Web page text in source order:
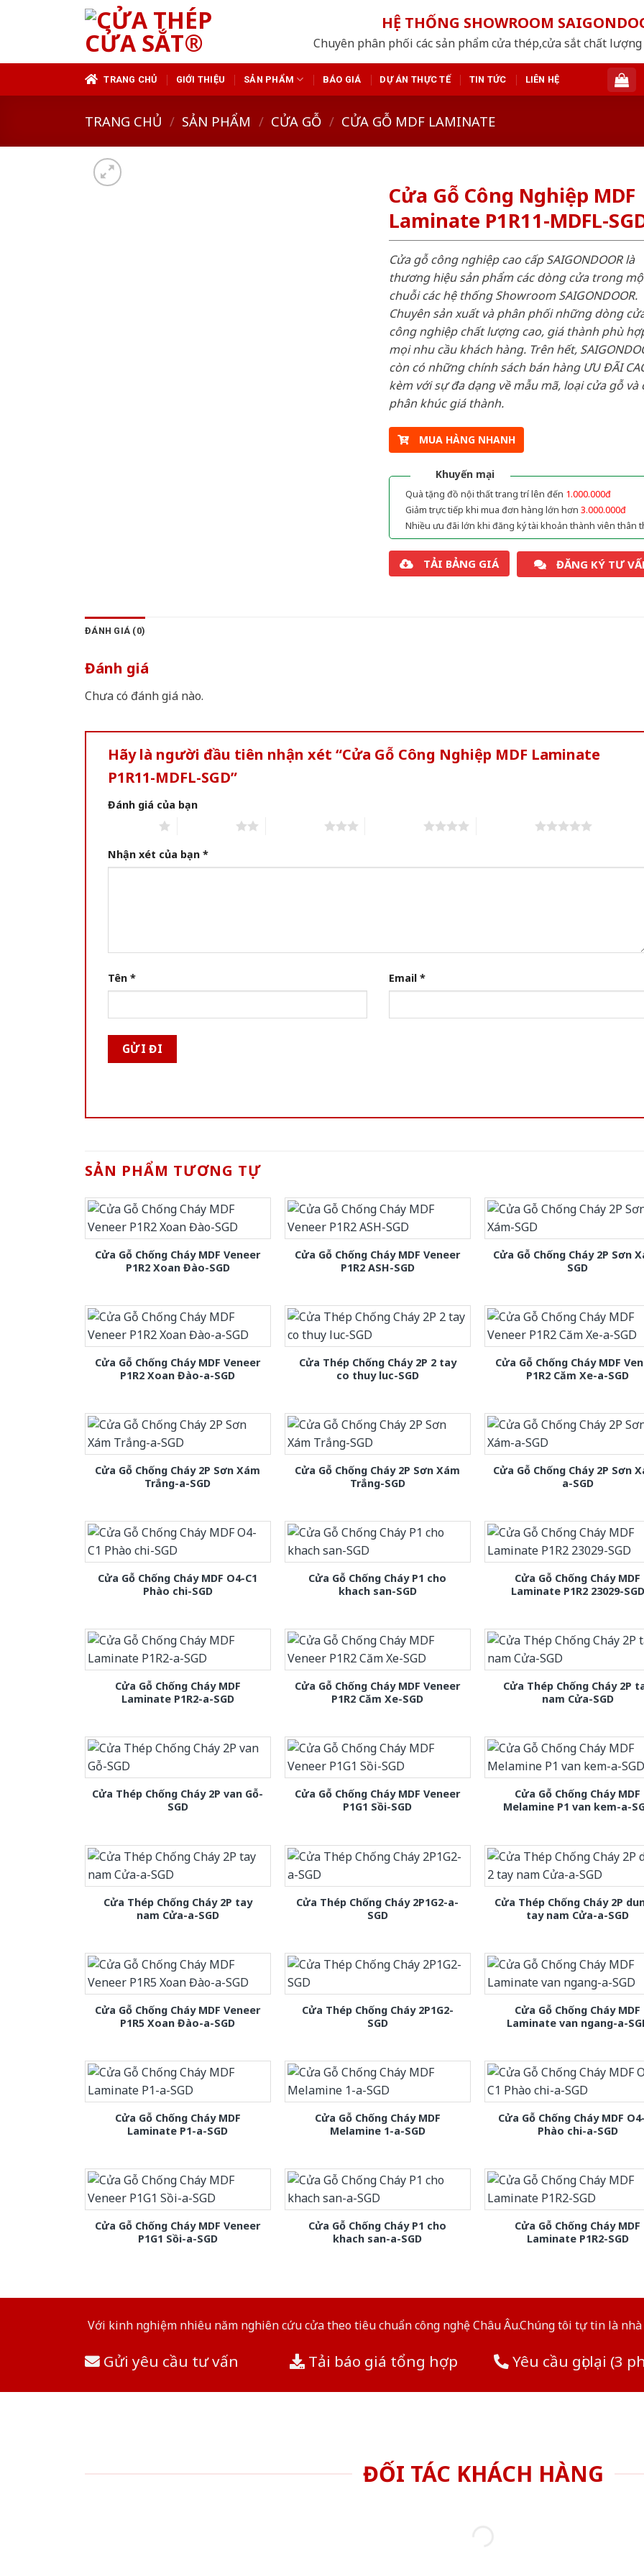
HỆ THỐNG SHOWROOM
Chuyên phân phối các sản phẩm cửa thép,cửa sắt chất
TRANG CHỦ GIỚI THIỆU SẢN PHẨM BÁO GIÁ DỰ ÁN THỰC TẾ TIN TỨC LIÊN HỆ
TRANG CHỦ / SẢN PHẨM / CỬA GỖ / CỬA GỖ MDF LAMINATE
Cửa Gỗ Công Nghiệp MDF
Laminate P1R11-MDFL-
Cửa gỗ công nghiệp cao cấp SAIGONDOOR là
thương hiệu sản phẩm các dòng cửa trong
chuỗi các hệ thống Showroom SAIGONDOOR.
Chuyên sản xuất và phân phối những dòng
công nghiệp chất lượng cao, giá thành phù
mọi nhu cầu khách hàng. Trên hết,
còn có những chính sách bán hàng ƯU ĐÃI
kèm với sự đa dạng về mẫu mã, loại cửa gỗ và
phân khúc giá thành.
MUA HÀNG NHANH
Khuyến mại
Quà tặng đồ nội thất trang trí lên đến 1.000.000đ
Giảm trực tiếp khi mua đơn hàng lớn hơn 3.000.000đ
Nhiều ưu đãi lớn khi đăng ký tài khoản thành viên thân
TẢI BẢNG GIÁ ĐĂNG KÝ TƯ
ĐÁNH GIÁ (0)
Đánh giá
Chưa có đánh giá nào.
Hãy là người đầu tiên nhận xét “Cửa Gỗ Công Nghiệp MDF Laminate
P1R11-MDFL-SGD”
Đánh giá của bạn
Nhận xét của bạn *
Tên * Email *
SẢN PHẨM TƯƠNG TỰ
Cửa Gỗ Chống Cháy MDF Veneer
P1R2 Xoan Đào-SGD
Cửa Gỗ Chống Cháy MDF Veneer
P1R2 ASH-SGD
Cửa Gỗ Chống Cháy 2P Sơn
SGD
Cửa Gỗ Chống Cháy MDF Veneer
P1R2 Xoan Đào-a-SGD
Cửa Thép Chống Cháy 2P 2 tay
co thuy luc-SGD
Cửa Gỗ Chống Cháy MDF
P1R2 Căm Xe-a-SGD
Cửa Gỗ Chống Cháy 2P Sơn Xám
Trắng-a-SGD
Cửa Gỗ Chống Cháy 2P Sơn Xám
Trắng-SGD
Cửa Gỗ Chống Cháy 2P Sơn
a-SGD
Cửa Gỗ Chống Cháy MDF O4-C1
Phào chi-SGD
Cửa Gỗ Chống Cháy P1 cho
khach san-SGD
Cửa Gỗ Chống Cháy MDF
Laminate P1R2 23029-SGD
Cửa Gỗ Chống Cháy MDF
Laminate P1R2-a-SGD
Cửa Gỗ Chống Cháy MDF Veneer
P1R2 Căm Xe-SGD
Cửa Thép Chống Cháy 2P
nam Cửa-SGD
Cửa Thép Chống Cháy 2P van Gỗ-
SGD
Cửa Gỗ Chống Cháy MDF Veneer
P1G1 Sồi-SGD
Cửa Gỗ Chống Cháy MDF
Melamine P1 van kem-a-
Cửa Thép Chống Cháy 2P tay
nam Cửa-a-SGD
Cửa Thép Chống Cháy 2P1G2-a-
SGD
Cửa Thép Chống Cháy 2P
tay nam Cửa-a-SGD
Cửa Gỗ Chống Cháy MDF Veneer
P1R5 Xoan Đào-a-SGD
Cửa Thép Chống Cháy 2P1G2-
SGD
Cửa Gỗ Chống Cháy MDF
Laminate van ngang-a-
Cửa Gỗ Chống Cháy MDF
Laminate P1-a-SGD
Cửa Gỗ Chống Cháy MDF
Melamine 1-a-SGD
Cửa Gỗ Chống Cháy MDF
Phào chi-a-SGD
Cửa Gỗ Chống Cháy MDF Veneer
P1G1 Sồi-a-SGD
Cửa Gỗ Chống Cháy P1 cho
khach san-a-SGD
Cửa Gỗ Chống Cháy MDF
Laminate P1R2-SGD
Với kinh nghiệm nhiêu năm nghiên cứu cửa theo tiêu chuẩn công nghệ Châu Âu.Chúng tôi tự tin là
Gửi yêu cầu tư vấn Tải báo giá tổng hợp Yêu cầu gọi lại (3
ĐỐI TÁC KHÁCH HÀNG